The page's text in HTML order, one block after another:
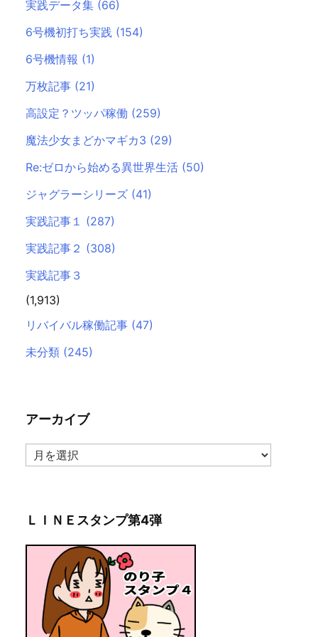
実践データ集 (66)
6号機初打ち実践 (154)
6号機情報 (1)
万枚記事 (21)
高設定？ツッパ稼働 (259)
魔法少女まどかマギカ3 (29)
Re:ゼロから始める異世界生活 (50)
ジャグラーシリーズ (41)
実践記事１ (287)
実践記事２ (308)
実践記事３
(1,913)
リバイバル稼働記事 (47)
未分類 (245)
アーカイブ
ア
ー
ブＬＩＮＥスタンプ第4弾